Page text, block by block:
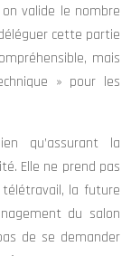
valide le nombre
cette partie
mais
» pour les
qu’assurant la
Elle ne prend pas
la future
du salon
de se demander